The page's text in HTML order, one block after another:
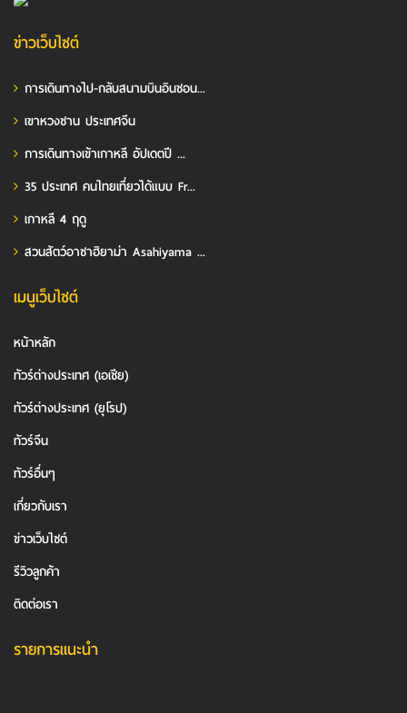
ข่าวเว็บไซต์
การเดินทางไป-กลับสนามบินอินชอน...
เขาหวงซาน ประเทศจีน
การเดินทางเข้าเกาหลี อัปเดตปี ...
35 ประเทศ คนไทยเที่ยวได้แบบ Fr...
เกาหลี 4 ฤดู
สวนสัตว์อาซาฮิยาม่า Asahiyama ...
เมนูเว็บไซต์
หน้าหลัก
ทัวร์ต่างประเทศ (เอเชีย)
ทัวร์ต่างประเทศ (ยุโรป)
ทัวร์จีน
ทัวร์อื่นๆ
เกี่ยวกับเรา
ข่าวเว็บไซต์
รีวิวลูกค้า
ติดต่อเรา
รายการแนะนำ